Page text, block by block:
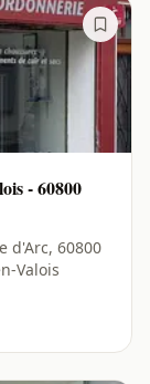
- 60800
d'Arc, 60800
Valois